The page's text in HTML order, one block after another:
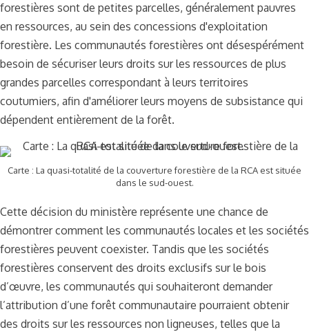
forestières sont de petites parcelles, généralement pauvres
en ressources, au sein des concessions d'exploitation
forestière. Les communautés forestières ont désespérément
besoin de sécuriser leurs droits sur les ressources de plus
grandes parcelles correspondant à leurs territoires
coutumiers, afin d'améliorer leurs moyens de subsistance qui
dépendent entièrement de la forêt.
Carte : La quasi-totalité de la couverture forestière de la RCA est située
dans le sud-ouest.
Cette décision du ministère représente une chance de
démontrer comment les communautés locales et les sociétés
forestières peuvent coexister. Tandis que les sociétés
forestières conservent des droits exclusifs sur le bois
d’œuvre, les communautés qui souhaiteront demander
l’attribution d’une forêt communautaire pourraient obtenir
des droits sur les ressources non ligneuses, telles que la